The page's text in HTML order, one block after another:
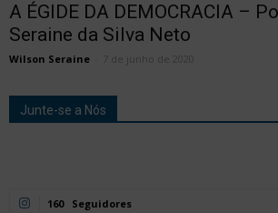
A ÉGIDE DA DEMOCRACIA –
Seraine da Silva Neto
Wilson Seraine 7 de junho de 2020
Junte-se a Nós
160 Seguidores